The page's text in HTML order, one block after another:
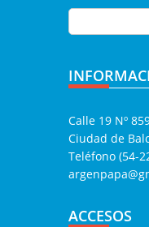
Calle 19 Nº
Ciudad de
Teléfono (54-
ACCESOS